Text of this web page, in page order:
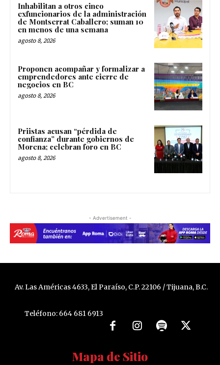
Inhabilitan a otros cinco
exfuncionarios de la administración
de Montserrat Caballero; suman 10
en menos de una semana
agosto 8, 2026
Proponen acompañar y formalizar a
emprendedores ante cierre de
negocios en BC
agosto 8, 2026
Priistas acusan “pérdida de
confianza” durante gobiernos de
Morena; celebran foro en BC
agosto 8, 2026
- Advertisement -
Av. Las Américas 4633, El Paraíso, C.P. 22106 / Tijuana, B.C.
Teléfono: 664 681 6913
Mapa de Sitio